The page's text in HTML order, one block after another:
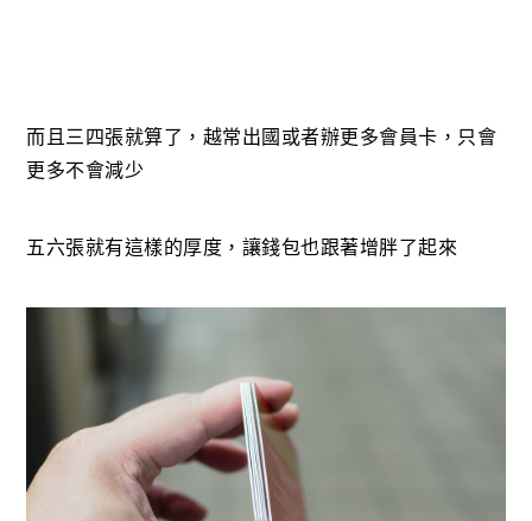
而且三四張就算了，越常出國或者辦更多會員卡，只會
更多不會減少
五六張就有這樣的厚度，讓錢包也跟著增胖了起來